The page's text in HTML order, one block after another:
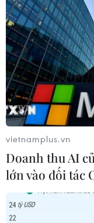
TIN CÙNG
Làn sóng tấn
các quỹ đầu cơ
06/08/2026 06:47
Anh công bố kết
đầu vụ đâm dao
vietnamplus.vn
Doanh thu AI
lớn vào đối tác